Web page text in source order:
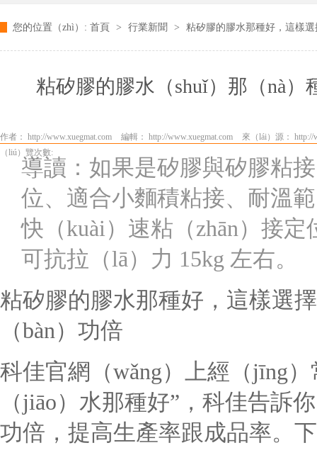
您的位置（zhì）: 首頁 > 行業新聞 > 粘矽膠的膠水那種好，這樣
粘矽膠的膠水（shuǐ）那（nà
作者： http://www.xuegmat.com 編輯： http://www.xuegmat.com
來（lái）源： http://
（liú）覽次數:
導讀：如果是矽膠與矽膠粘
位、適合小麵積粘接、耐溫
快（kuài）速粘（zhān）接
可抗拉（lā）力 15kg 左右。
粘矽膠的膠水那種好，這樣選
（bàn）功倍
科佳官網（wǎng）上經（jīng
（jiāo）水那種好”，科佳告訴
功倍，提高生產率跟成品率。